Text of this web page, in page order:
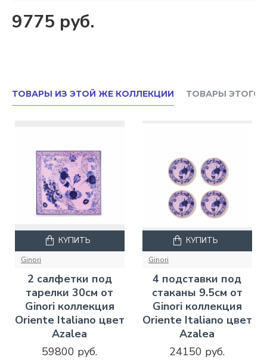
9775 руб.
ТОВАРЫ ИЗ ЭТОЙ ЖЕ КОЛЛЕКЦИИ ТОВАРЫ ЭТОГО
Ginori
2 салфетки под
тарелки 30см от
Ginori коллекция
Oriente Italiano цвет
Azalea
59800 руб.
КУПИТЬ
Ginori
4 подставки под
стаканы 9.5см от
Ginori коллекция
Oriente Italiano цвет
Azalea
24150 руб.
КУПИТЬ